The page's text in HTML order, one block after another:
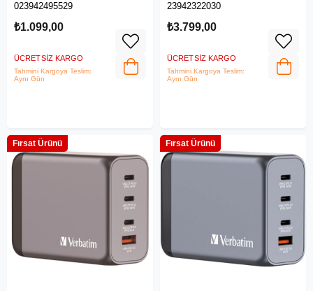
023942495529
₺1.099,00
ÜCRETSIZ KARGO
Tahmini Kargoya Teslim:
Aynı Gün
23942322030
₺3.799,00
ÜCRETSIZ KARGO
Tahmini Kargoya Teslim:
Aynı Gün
Fırsat Ürünü Fırsat Ürünü